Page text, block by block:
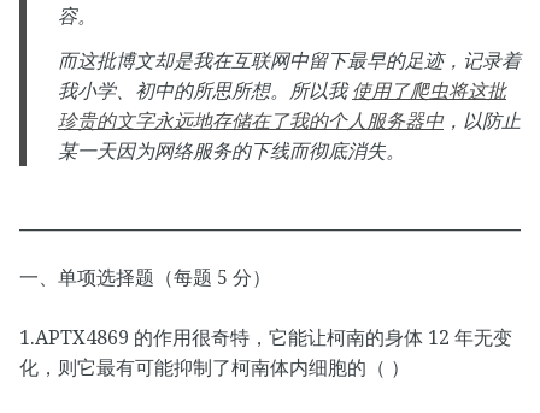
容。
而这批博文却是我在互联网中留下最早的足迹，记录着
我小学、初中的所思所想。所以我使用了爬虫将这批
珍贵的文字永远地存储在了我的个人服务器中，以防止
某一天因为网络服务的下线而彻底消失。
一、单项选择题（每题 5 分）
1.APTX4869 的作用很奇特，它能让柯南的身体 12 年无变
化，则它最有可能抑制了柯南体内细胞的（ ）